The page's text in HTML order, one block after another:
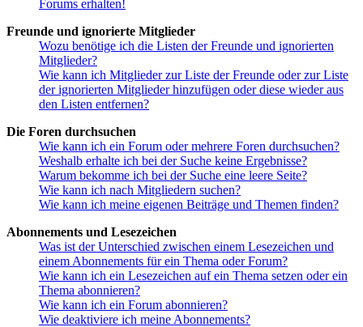
Forums erhalten!
Freunde und ignorierte Mitglieder
Wozu benötige ich die Listen der Freunde und ignorierten
Mitglieder?
Wie kann ich Mitglieder zur Liste der Freunde oder zur Liste
der ignorierten Mitglieder hinzufügen oder diese wieder aus
den Listen entfernen?
Die Foren durchsuchen
Wie kann ich ein Forum oder mehrere Foren durchsuchen?
Weshalb erhalte ich bei der Suche keine Ergebnisse?
Warum bekomme ich bei der Suche eine leere Seite?
Wie kann ich nach Mitgliedern suchen?
Wie kann ich meine eigenen Beiträge und Themen finden?
Abonnements und Lesezeichen
Was ist der Unterschied zwischen einem Lesezeichen und
einem Abonnements für ein Thema oder Forum?
Wie kann ich ein Lesezeichen auf ein Thema setzen oder ein
Thema abonnieren?
Wie kann ich ein Forum abonnieren?
Wie deaktiviere ich meine Abonnements?